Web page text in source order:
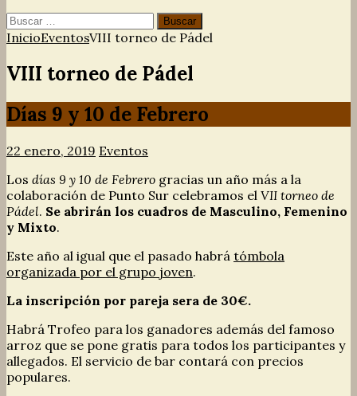
Buscar:
InicioEventosVIII torneo de Pádel
VIII torneo de Pádel
Días 9 y 10 de Febrero
22 enero, 2019 Eventos
Los días 9 y 10 de Febrero gracias un año más a la
colaboración de Punto Sur celebramos el VII torneo de
Pádel. Se abrirán los cuadros de Masculino, Femenino
y Mixto.
Este año al igual que el pasado habrá tómbola
organizada por el grupo joven.
La inscripción por pareja sera de 30€.
Habrá Trofeo para los ganadores además del famoso
arroz que se pone gratis para todos los participantes y
allegados. El servicio de bar contará con precios
populares.